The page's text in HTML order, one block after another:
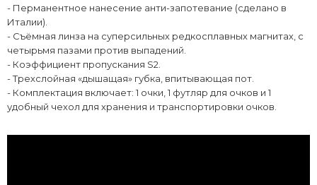
- Перманентное нанесение анти-запотевание (сделано в
Италии).
- Съёмная линза на суперсильных редкосплавных магнитах, с
четырьмя пазами против выпадений.
- Коэффициент пропускания S2.
- Трехслойная «дышащая» губка, впитывающая пот.
- Комплектация включает: 1 очки, 1 футляр для очков и 1
удобный чехол для хранения и транспортировки очков.